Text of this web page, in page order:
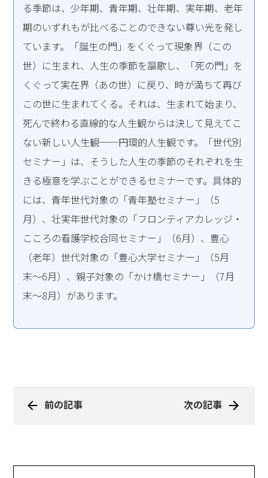
る季節は、少年期、青年期、壮年期、実年期、老年
期のいずれもが比べることのできない尊い光を発し
ています。「誕生の門」をくぐって現象界（この
世）に生まれ、人生の季節を謳歌し、「死の門」を
くぐって実在界（あの世）に戻り、時が満ちて再び
この世に生まれてくる。それは、生まれて始まり、
死んで終わる直線的な人生観からは決して見えてこ
ない新しい人生観──円環的人生観です。「世代別
セミナー」は、そうした人生の季節のそれぞれを生
きる極意を学ぶことができるセミナーです。具体的
には、青年世代対象の「青年塾セミナー」（5
月）、壮実年世代対象の「フロンティアカレッジ・
こころの看護学校合同セミナー」（6月）、豊心
（老年）世代対象の「豊心大学セミナー」（5月
末〜6月）、親子対象の「かけ橋セミナー」（7月
末〜8月）があります。
前の記事 次の記事